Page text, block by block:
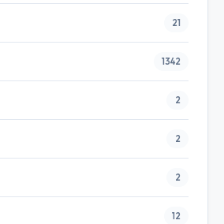
21
1342
2
2
2
12